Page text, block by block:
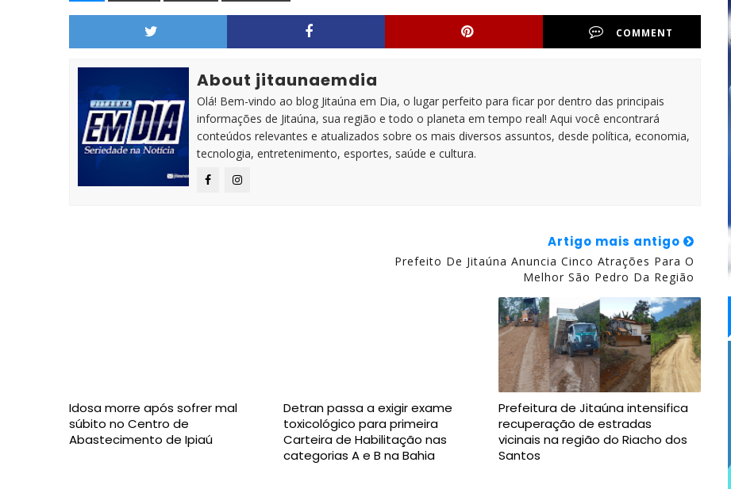
COMMENT
About jitaunaemdia
Olá! Bem-vindo ao blog Jitaúna em Dia, o lugar perfeito para ficar por dentro das principais
informações de Jitaúna, sua região e todo o planeta em tempo real! Aqui você encontrará
conteúdos relevantes e atualizados sobre os mais diversos assuntos, desde política, economia,
tecnologia, entretenimento, esportes, saúde e cultura.
Artigo mais antigo
Prefeito De Jitaúna Anuncia Cinco Atrações Para O
Melhor São Pedro Da Região
Idosa morre após sofrer mal
súbito no Centro de
Abastecimento de Ipiaú
Detran passa a exigir exame
toxicológico para primeira
Carteira de Habilitação nas
categorias A e B na Bahia
Prefeitura de Jitaúna intensifica
recuperação de estradas
vicinais na região do Riacho dos
Santos